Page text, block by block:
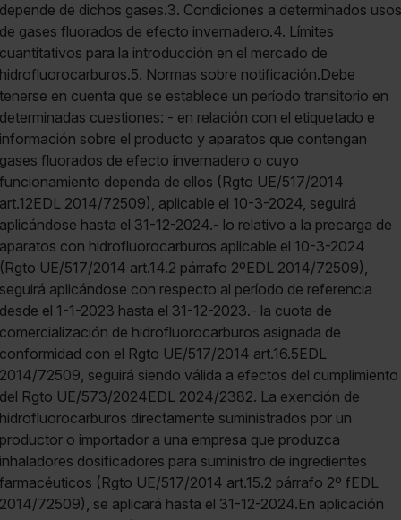
depende de dichos gases.3. Condiciones a determinados usos
de gases fluorados de efecto invernadero.4. Límites
cuantitativos para la introducción en el mercado de
hidrofluorocarburos.5. Normas sobre notificación.Debe
tenerse en cuenta que se establece un período transitorio en
determinadas cuestiones: - en relación con el etiquetado e
información sobre el producto y aparatos que contengan
gases fluorados de efecto invernadero o cuyo
funcionamiento dependa de ellos (Rgto UE/517/2014
art.12EDL 2014/72509), aplicable el 10-3-2024, seguirá
aplicándose hasta el 31-12-2024.- lo relativo a la precarga de
aparatos con hidrofluorocarburos aplicable el 10-3-2024
(Rgto UE/517/2014 art.14.2 párrafo 2ºEDL 2014/72509),
seguirá aplicándose con respecto al período de referencia
desde el 1-1-2023 hasta el 31-12-2023.- la cuota de
comercialización de hidrofluorocarburos asignada de
conformidad con el Rgto UE/517/2014 art.16.5EDL
2014/72509, seguirá siendo válida a efectos del cumplimiento
del Rgto UE/573/2024EDL 2024/2382. La exención de
hidrofluorocarburos directamente suministrados por un
productor o importador a una empresa que produzca
inhaladores dosificadores para suministro de ingredientes
farmacéuticos (Rgto UE/517/2014 art.15.2 párrafo 2º fEDL
2014/72509), se aplicará hasta el 31-12-2024.En aplicación